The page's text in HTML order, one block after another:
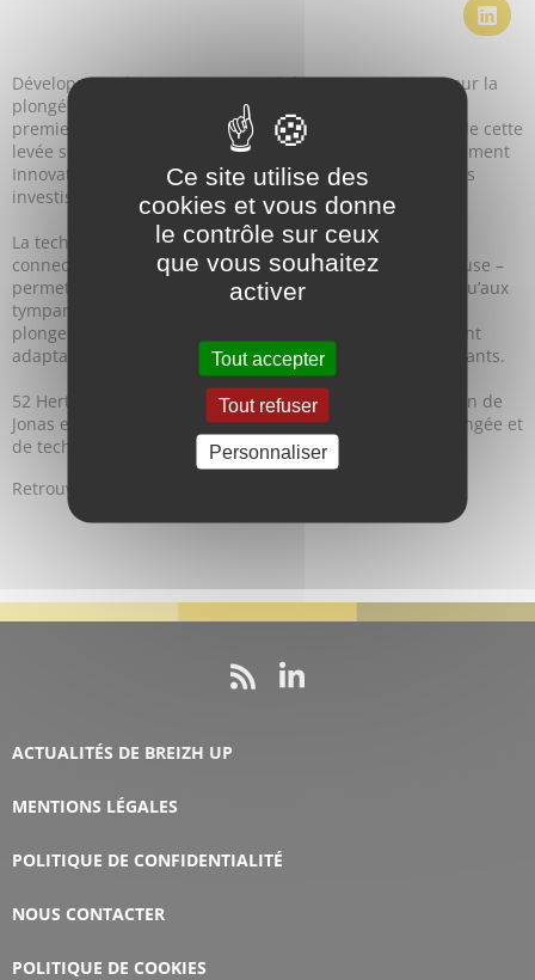
Développeur du premier appareil de communication pour la
plongée sous-marine (Talky-Divy®), 52 Hertz boucle son
premier tour de financement en amorçage. Les acteurs de cette
levée sont le fonds Breizh Up, le fonds Ifremer Investissement
Innovation, des réseaux de Business Angels ainsi que des
investisseurs privés.
La technologie est basée sur un embout de détendeur
connecté, embarquant des écouteurs à conduction osseuse –
permettant l’écoute par vibrations depuis les dents, jusqu’aux
tympans – et d’un microphone afin de capter la voix des
plongeurs. Ce dispositif unique au monde est directement
adaptable aux détendeurs de plongée sous-marine existants.
52 Hertz a été fondée en septembre 2020 sous l’impulsion de
Jonas et Gabriel Guerche, deux frères passionnés de plongée et
de technologies.
Retrouvez le
ACTUALITÉS DE BREIZH UP
MENTIONS LÉGALES
POLITIQUE DE CONFIDENTIALITÉ
NOUS CONTACTER
POLITIQUE DE COOKIES
Ce site utilise des
cookies et vous donne
le contrôle sur ceux
que vous souhaitez
activer
Tout accepter
Tout refuser
Personnaliser